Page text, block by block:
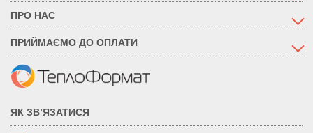
ПРО НАС
ПРИЙМАЄМО ДО ОПЛАТИ
ЯК ЗВ’ЯЗАТИСЯ